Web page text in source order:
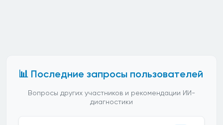
📊 Последние запросы пользователей
Вопросы других участников и рекомендации ИИ-
диагностики